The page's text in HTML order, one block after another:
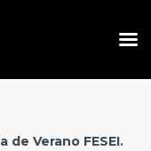
Verano FESEI.